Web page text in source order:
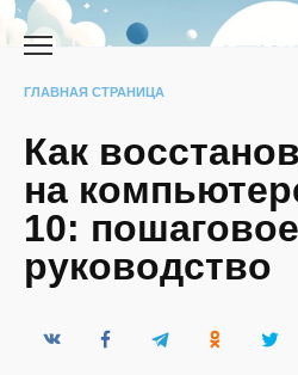
Перейти
ГЛАВНАЯ СТРАНИЦА
Как
на
10: пошаговое
руководство